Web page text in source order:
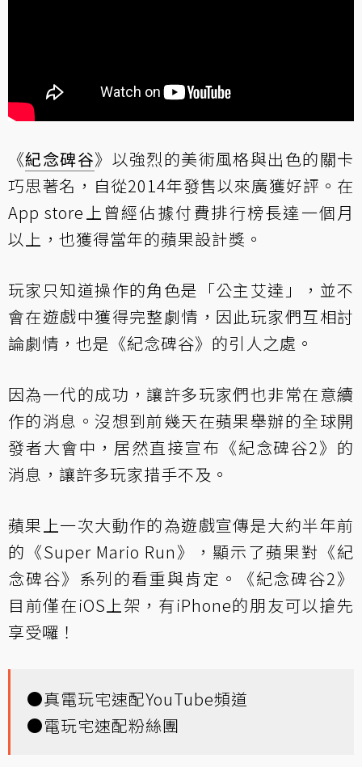
《紀念碑谷》以強烈的美術風格與出色的關卡
巧思著名，自從2014年發售以來廣獲好評。在
App store上曾經佔據付費排行榜長達一個月
以上，也獲得當年的蘋果設計獎。
玩家只知道操作的角色是「公主艾達」，並不
會在遊戲中獲得完整劇情，因此玩家們互相討
論劇情，也是《紀念碑谷》的引人之處。
因為一代的成功，讓許多玩家們也非常在意續
作的消息。沒想到前幾天在蘋果舉辦的全球開
發者大會中，居然直接宣布《紀念碑谷2》的
消息，讓許多玩家措手不及。
蘋果上一次大動作的為遊戲宣傳是大約半年前
的《Super Mario Run》，顯示了蘋果對《紀
念碑谷》系列的看重與肯定。《紀念碑谷2》
目前僅在iOS上架，有iPhone的朋友可以搶先
享受囉！
●真電玩宅速配YouTube頻道
●電玩宅速配粉絲團